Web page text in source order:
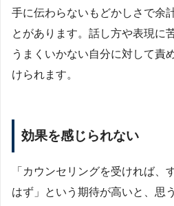
手に伝わらないもどかしさで余
とがあります。話し方や表現に
うまくいかない自分に対して責
けられます。
効果を感じられない
「カウンセリングを受ければ、
はず」という期待が高いと、思